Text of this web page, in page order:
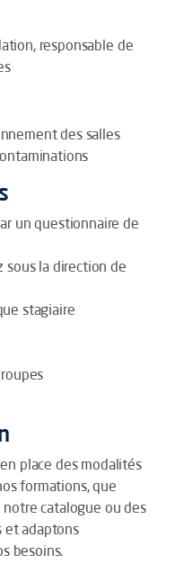
responsable de
des salles
un questionnaire de
sous la direction de
stagiaire
place des modalités
formations, que
catalogue ou des
et adaptons
besoins.